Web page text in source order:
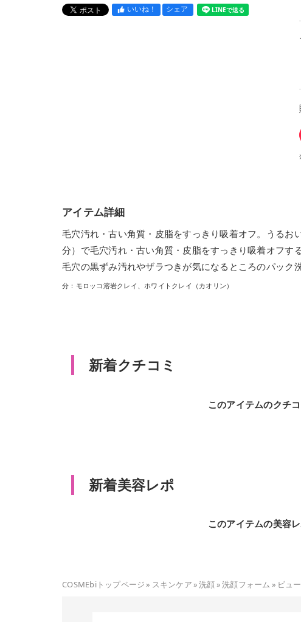
いいね！ シェア LINEで送る
アイテム詳細
毛穴汚れ・古い角質・皮脂をすっきり吸着オフ。うるお
分）で毛穴汚れ・古い角質・皮脂をすっきり吸着オフす
毛穴の黒ずみ汚れやザラつきが気になるところのパッ
分：モロッコ溶岩クレイ、ホワイトクレイ（カオリン）
新着クチコミ
このアイテムのクチ
新着美容レポ
このアイテムの美容
COSMEbiトップページ» スキンケア»洗顔»洗顔フォーム » ビュ